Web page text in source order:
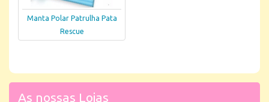
Manta Polar Patrulha Pata
Rescue
As nossas Lojas